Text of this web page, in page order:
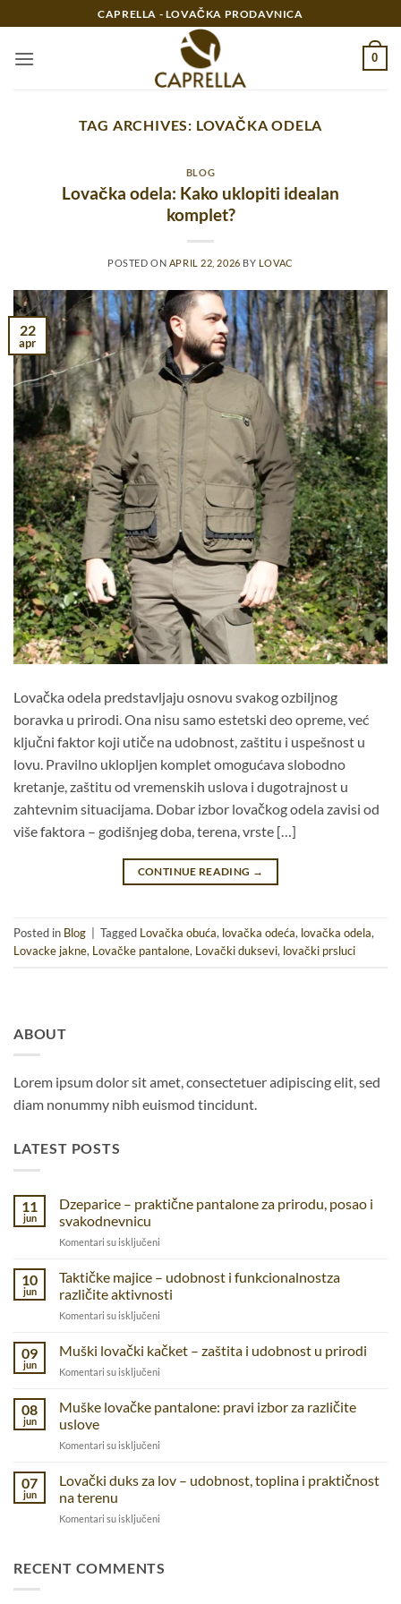
na
sadržaj
CAPRELLA - LOVAČKA PRODAVNICA
0
TAG ARCHIVES: LOVAČKA ODELA
BLOG
Lovačka odela: Kako uklopiti idealan
komplet?
POSTED ON APRIL 22, 2026 BY LOVAC
22
apr
Lovačka odela predstavljaju osnovu svakog ozbiljnog
boravka u prirodi. Ona nisu samo estetski deo opreme, već
ključni faktor koji utiče na udobnost, zaštitu i uspešnost u
lovu. Pravilno uklopljen komplet omogućava slobodno
kretanje, zaštitu od vremenskih uslova i dugotrajnost u
zahtevnim situacijama. Dobar izbor lovačkog odela zavisi od
više faktora – godišnjeg doba, terena, vrste […]
CONTINUE READING →
Posted in Blog Tagged Lovačka obuća, lovačka odeća, lovačka odela,
Lovacke jakne, Lovačke pantalone, Lovački duksevi, lovački prsluci
ABOUT
Lorem ipsum dolor sit amet, consectetuer adipiscing elit, sed
diam nonummy nibh euismod tincidunt.
LATEST POSTS
11
jun
Dzeparice – praktične pantalone za prirodu, posao i
svakodnevnicu
Komentari su isključeni
praktične
pantalone
posao
10
jun
Taktičke majice – udobnost i funkcionalnostza
različite aktivnosti
Komentari su isključeni
majice
–
funkcionalnostza
09
jun
Muški lovački kačket – zaštita i udobnost u prirodi
Komentari su isključeni
lovački
kačket
udobnost
08
jun
Muške lovačke pantalone: pravi izbor za različite
uslove
Komentari su isključeni
lovačke
pantalone:
uslove
07
jun
Lovački duks za lov – udobnost, toplina i praktičnost
na terenu
Komentari su isključeni
za
RECENT COMMENTS